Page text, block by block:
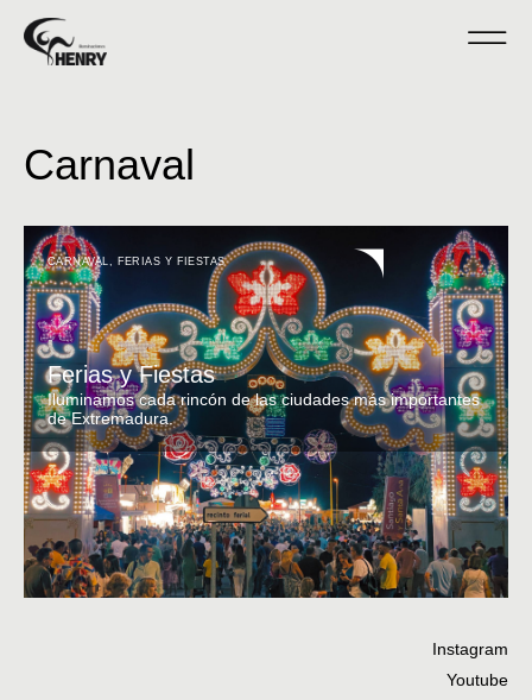
Carnaval
CARNAVAL FERIAS Y FIESTAS
Ferias y Fiestas
Iluminamos cada rincón de las ciudades más importantes
de Extremadura.
Instagram
Youtube